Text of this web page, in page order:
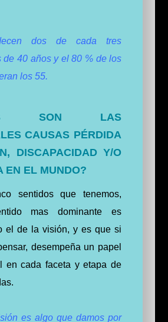
dos de cada tres
de 40 años y el 80 % de los
los 55.
SON LAS
CAUSAS PÉRDIDA
DISCAPACIDAD Y/O
EN EL MUNDO?
sentidos que tenemos,
mas dominante es
el de la visión, y es que si
desempeña un papel
en cada faceta y etapa de
es algo que damos por